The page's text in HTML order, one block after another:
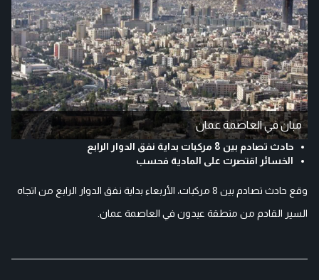
مبان في العاصمة عمان
حادث تصادم بين 8 مركبات بداية نفق الدوار الرابع
الخسائر اقتصرت على المادية فحسب
وقع حادث تصادم بين 8 مركبات، الأربعاء بداية نفق الدوار الرابع من اتجاه
السير القادم من منطقة عبدون في العاصمة عمان.